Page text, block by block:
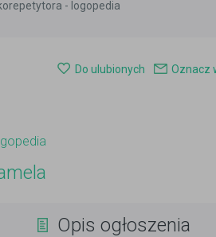
- logopedia
Do ulubionych Oznacz
Opis ogłoszenia